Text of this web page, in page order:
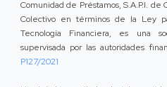
Comunidad de Préstamos, S.A.P.I.
Colectivo en términos de la Ley
Tecnología Financiera, es una
supervisada por las autoridades
P127/2021